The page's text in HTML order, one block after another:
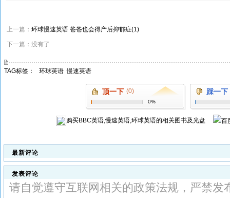
上一篇： 环球慢速英语 爸爸也会得产后抑郁症(1)
下一篇：没有了
TAG标签： 环球英语 慢速英语
顶一下 (0)
0%
踩一下
购买BBC英语,慢速英语,环球英语的相关图书及光盘
最新评论
发表评论
请自觉遵守互联网相关的政策法规，严禁发